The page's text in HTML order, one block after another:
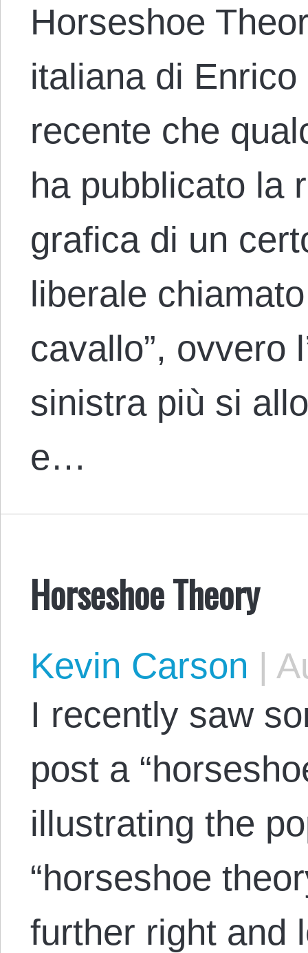
Horseshoe
italiana di
recente che
ha pubblicato la
grafica di un
liberale
cavallo”, ovvero
sinistra più si
e…
Horseshoe Theory
Kevin Carson |
I recently saw
post a
illustrating the
“horseshoe
further right and